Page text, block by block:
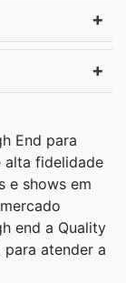
End para
alta fidelidade
e shows em
end a Quality
atender a